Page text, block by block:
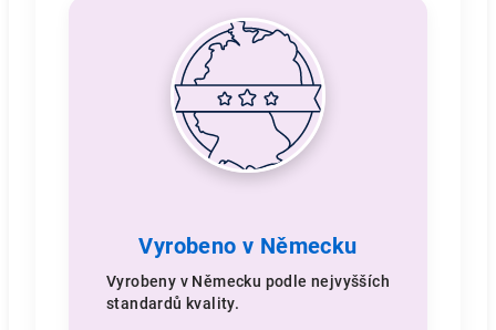
Vyrobeno v Německu
Vyrobeny v Německu podle nejvyšších
standardů kvality.